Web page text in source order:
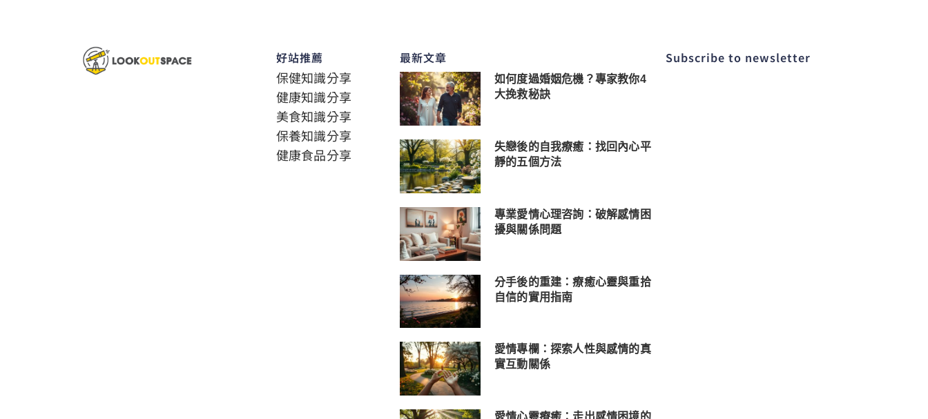
好站推薦
保健知識分享
健康知識分享
美食知識分享
保養知識分享
健康食品分享
最新文章
如何度過婚姻危機？專家教你4
大挽救秘訣
失戀後的自我療癒：找回內心平
靜的五個方法
專業愛情心理咨詢：破解感情困
擾與關係問題
分手後的重建：療癒心靈與重拾
自信的實用指南
愛情專欄：探索人性與感情的真
實互動關係
Subscribe to newsletter​